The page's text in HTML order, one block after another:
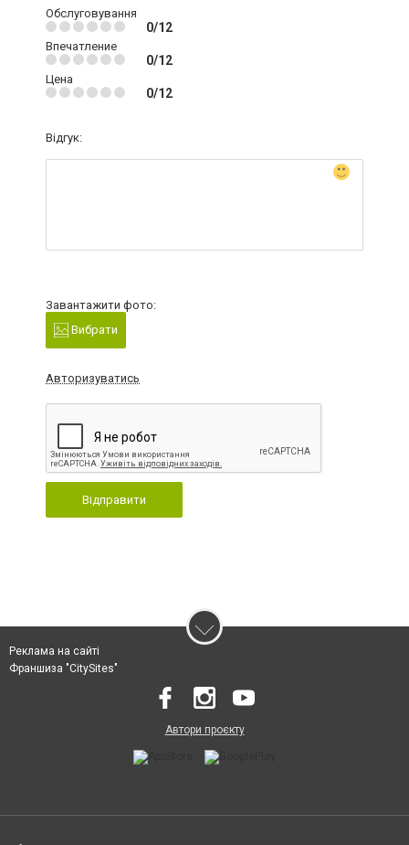
Обслуговування
0/12
Впечатление
0/12
Цена
0/12
Відгук:
Завантажити фото:
Вибрати
Авторизуватись
Відправити
Реклама на сайті
Франшиза "CitySites"
Автори проєкту